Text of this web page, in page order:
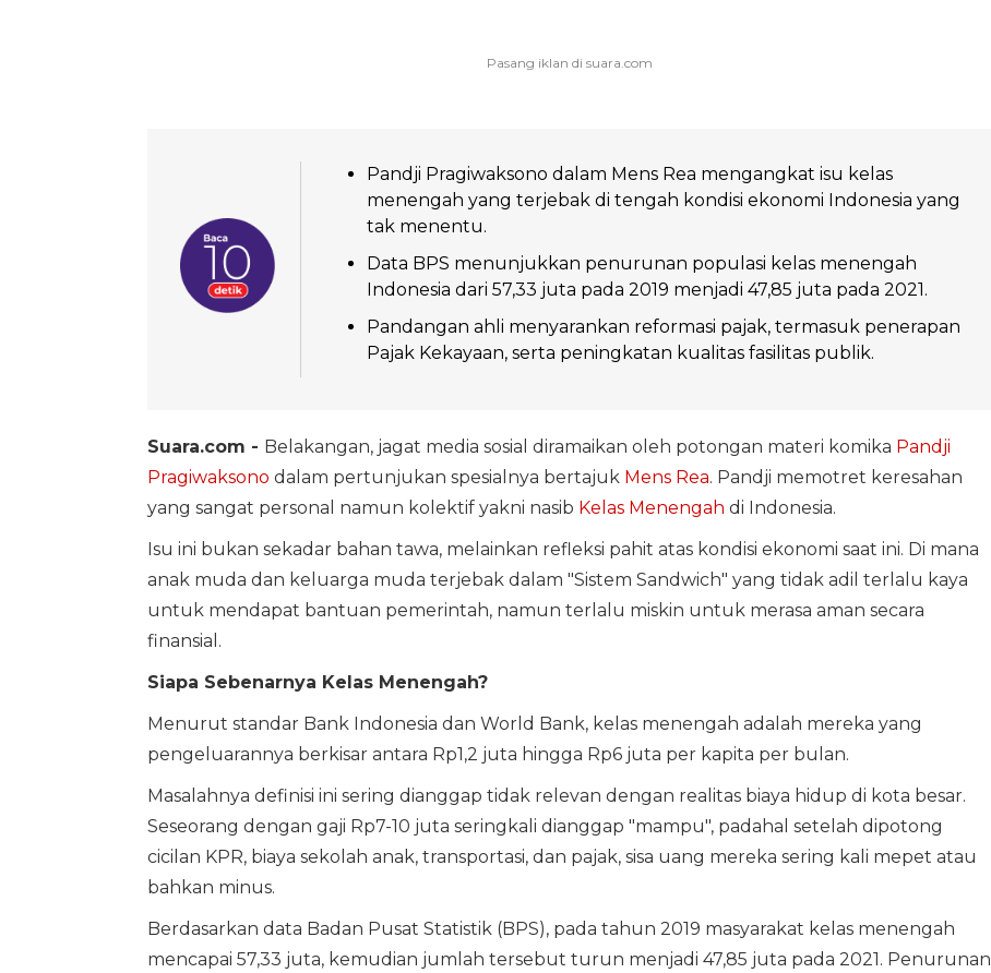
Pandji Pragiwaksono dalam Mens Rea mengangkat isu kelas
menengah yang terjebak di tengah kondisi ekonomi Indonesia yang
tak menentu.
Data BPS menunjukkan penurunan populasi kelas menengah
Indonesia dari 57,33 juta pada 2019 menjadi 47,85 juta pada 2021.
Pandangan ahli menyarankan reformasi pajak, termasuk penerapan
Pajak Kekayaan, serta peningkatan kualitas fasilitas publik.
Suara.com - Belakangan, jagat media sosial diramaikan oleh potongan materi komika Pandji
Pragiwaksono dalam pertunjukan spesialnya bertajuk Mens Rea. Pandji memotret keresahan
yang sangat personal namun kolektif yakni nasib Kelas Menengah di Indonesia.
Isu ini bukan sekadar bahan tawa, melainkan refleksi pahit atas kondisi ekonomi saat ini. Di mana
anak muda dan keluarga muda terjebak dalam "Sistem Sandwich" yang tidak adil terlalu kaya
untuk mendapat bantuan pemerintah, namun terlalu miskin untuk merasa aman secara
finansial.
Siapa Sebenarnya Kelas Menengah?
Menurut standar Bank Indonesia dan World Bank, kelas menengah adalah mereka yang
pengeluarannya berkisar antara Rp1,2 juta hingga Rp6 juta per kapita per bulan.
Masalahnya definisi ini sering dianggap tidak relevan dengan realitas biaya hidup di kota besar.
Seseorang dengan gaji Rp7-10 juta seringkali dianggap "mampu", padahal setelah dipotong
cicilan KPR, biaya sekolah anak, transportasi, dan pajak, sisa uang mereka sering kali mepet atau
bahkan minus.
Berdasarkan data Badan Pusat Statistik (BPS), pada tahun 2019 masyarakat kelas menengah
mencapai 57,33 juta, kemudian jumlah tersebut turun menjadi 47,85 juta pada 2021. Penurunan